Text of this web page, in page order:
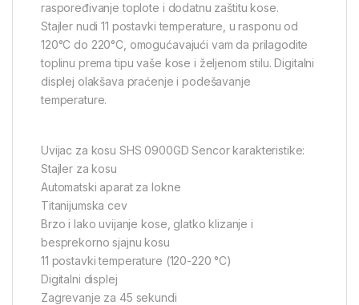
raspoređivanje toplote i dodatnu zaštitu kose.
Stajler nudi 11 postavki temperature, u rasponu od
120°C do 220°C, omogućavajući vam da prilagodite
toplinu prema tipu vaše kose i željenom stilu. Digitalni
displej olakšava praćenje i podešavanje
temperature.
Uvijac za kosu SHS 0900GD Sencor karakteristike:
Stajler za kosu
Automatski aparat za lokne
Titanijumska cev
Brzo i lako uvijanje kose, glatko klizanje i
besprekorno sjajnu kosu
11 postavki temperature (120-220 °C)
Digitalni displej
Zagrevanje za 45 sekundi